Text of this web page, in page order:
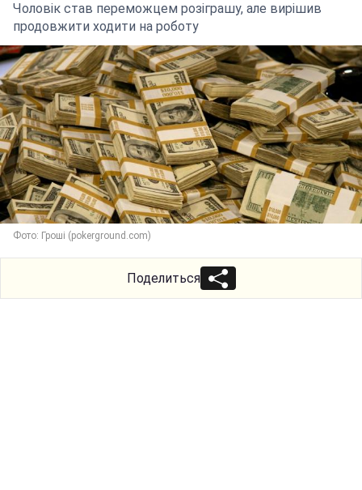
Чоловік став переможцем розіграшу, але вирішив
продовжити ходити на роботу
Фото: Гроші (pokerground.com)
Поделиться